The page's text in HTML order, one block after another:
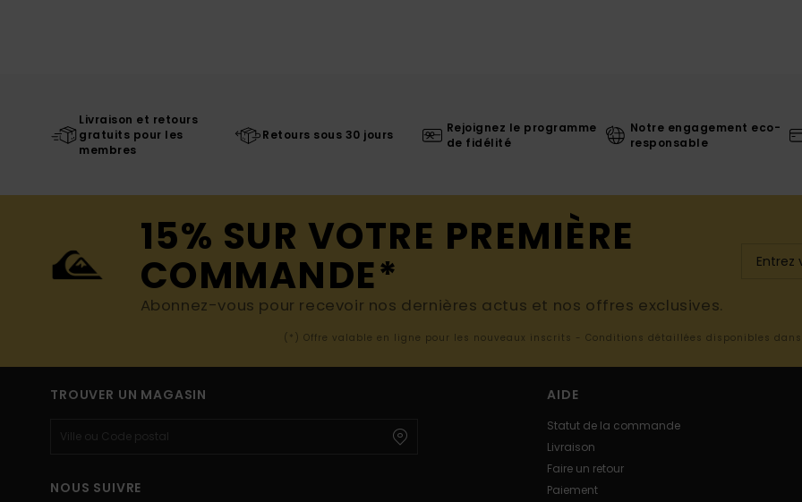
Livraison et retours
gratuits pour les
membres
Retours sous 30 jours
Rejoignez le programme
de fidélité
Notre engagement eco-
responsable
15% SUR VOTRE PREMIÈRE
COMMANDE*
Abonnez-vous pour recevoir nos dernières actus et nos offres exclusives.
(*) Offre valable en ligne pour les nouveaux inscrits - Conditions détaillées disponibles
TROUVER UN MAGASIN
NOUS SUIVRE
AIDE
Statut de la commande
Livraison
Faire un retour
Paiement